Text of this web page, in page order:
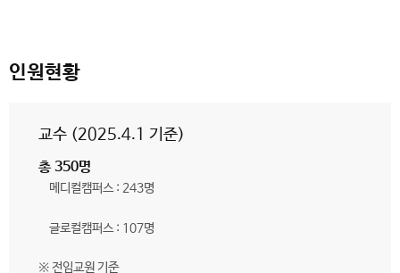
인원현황
교수 (2025.4.1 기준)
총 350명
메디컬캠퍼스 : 243명
글로컬캠퍼스 : 107명
※ 전임교원 기준